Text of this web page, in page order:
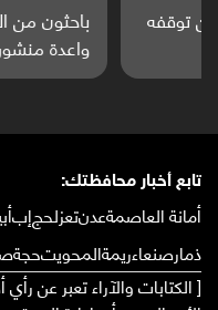
باحثون من اليمن
واعدة منشورة عالميا
تابع أخبار محافظتك:
أمانة العاصمةعدنتعزلحجإب
ذمارصنعاءريمةالمحويتحجة
[ الكتابات والآراء تعبر عن